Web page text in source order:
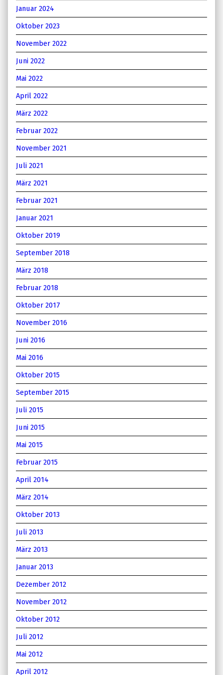
Januar 2024
Oktober 2023
November 2022
Juni 2022
Mai 2022
April 2022
März 2022
Februar 2022
November 2021
Juli 2021
März 2021
Februar 2021
Januar 2021
Oktober 2019
September 2018
März 2018
Februar 2018
Oktober 2017
November 2016
Juni 2016
Mai 2016
Oktober 2015
September 2015
Juli 2015
Juni 2015
Mai 2015
Februar 2015
April 2014
März 2014
Oktober 2013
Juli 2013
März 2013
Januar 2013
Dezember 2012
November 2012
Oktober 2012
Juli 2012
Mai 2012
April 2012